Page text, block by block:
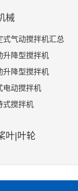
械
式气动搅拌机汇总
升降型搅拌机
升降型搅拌机
电动搅拌机
式搅拌机
叶|叶轮